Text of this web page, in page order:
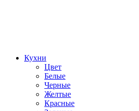
Кухни
Цвет
Белые
Черные
Желтые
Красные